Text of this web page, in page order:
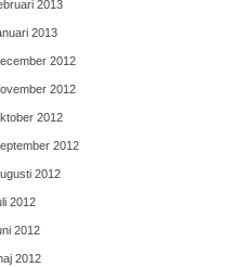
2013
2013
2012
2012
2012
2012
2012
2012
2012
2012